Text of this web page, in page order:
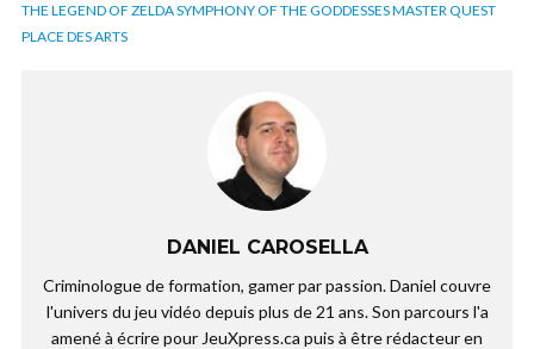
THE LEGEND OF ZELDA SYMPHONY OF THE GODDESSES MASTER QUEST
PLACE DES ARTS
DANIEL CAROSELLA
Criminologue de formation, gamer par passion. Daniel couvre
l'univers du jeu vidéo depuis plus de 21 ans. Son parcours l'a
amené à écrire pour JeuXpress.ca puis à être rédacteur en